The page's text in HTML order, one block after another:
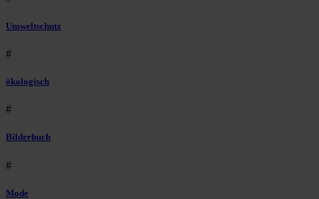
Umweltschutz
#
ökologisch
#
Bilderbuch
#
Mode